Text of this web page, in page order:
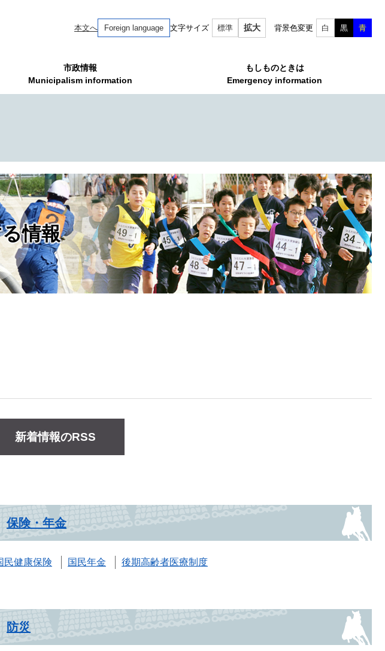
本文へ Foreign language 文字サイズ 標準 拡大 背景色変更 白 黒 青
市政情報
Municipalism information
もしものときは
Emergency information
情報
新着情報のRSS
保険・年金
民健康保険 国民年金 後期高齢者医療制度
防災